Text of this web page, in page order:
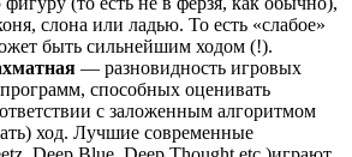
слона или ладью. То есть «слабое»
быть сильнейшим ходом (!).
— разновидность игровых
способных оценивать
с заложенным алгоритмом
ход. Лучшие современные